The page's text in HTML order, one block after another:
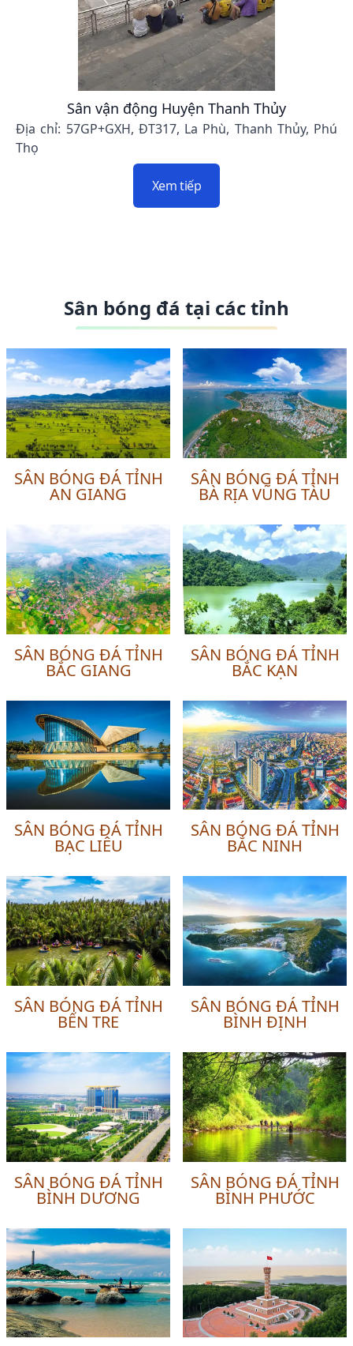
Sân vận động Huyện Thanh Thủy
Địa chỉ: 57GP+GXH, ĐT317, La Phù, Thanh Thủy, Phú
Thọ
Xem tiếp
Sân bóng đá tại các tỉnh
SÂN BÓNG ĐÁ TỈNH
AN GIANG
SÂN BÓNG ĐÁ TỈNH
BÀ RỊA VŨNG TÀU
SÂN BÓNG ĐÁ TỈNH
BẮC GIANG
SÂN BÓNG ĐÁ TỈNH
BẮC KẠN
SÂN BÓNG ĐÁ TỈNH
BẠC LIÊU
SÂN BÓNG ĐÁ TỈNH
BẮC NINH
SÂN BÓNG ĐÁ TỈNH
BẾN TRE
SÂN BÓNG ĐÁ TỈNH
BÌNH ĐỊNH
SÂN BÓNG ĐÁ TỈNH
BÌNH DƯƠNG
SÂN BÓNG ĐÁ TỈNH
BÌNH PHƯỚC